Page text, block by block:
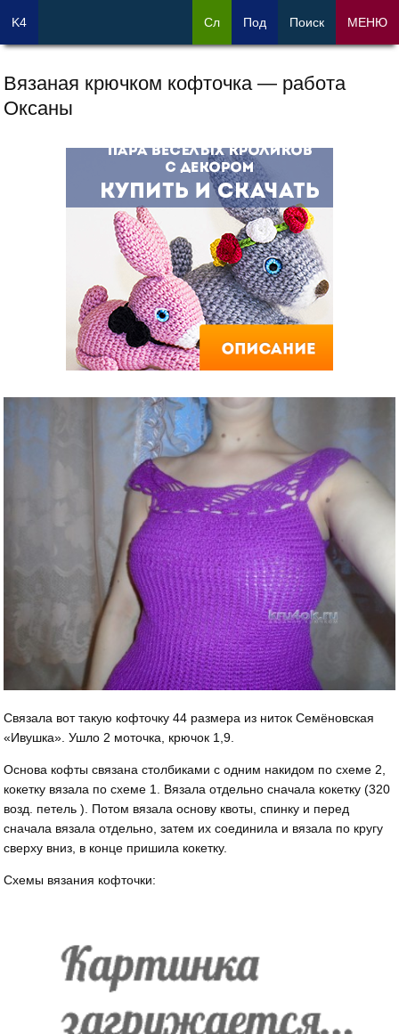
Вязаная крючком кофточка — работа
Оксаны
Связала вот такую кофточку 44 размера из ниток Семёновская
«Ивушка». Ушло 2 моточка, крючок 1,9.
Основа кофты связана столбиками с одним накидом по схеме 2,
кокетку вязала по схеме 1. Вязала отдельно сначала кокетку (320
возд. петель ). Потом вязала основу квоты, спинку и перед
сначала вязала отдельно, затем их соединила и вязала по кругу
сверху вниз, в конце пришила кокетку.
Схемы вязания кофточки:
K4 Сл Под Поиск МЕНЮ